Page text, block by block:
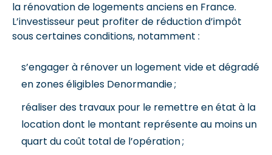
la rénovation de logements anciens en France.
L’investisseur peut profiter de réduction d’impôt
sous certaines conditions, notamment :
s’engager à rénover un logement vide et dégradé
en zones éligibles Denormandie ;
réaliser des travaux pour le remettre en état à la
location dont le montant représente au moins un
quart du coût total de l’opération ;